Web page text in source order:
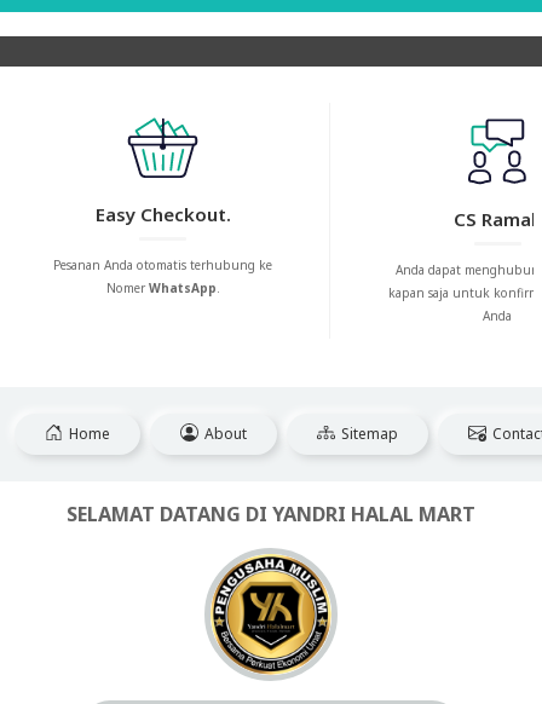
Easy Checkout.
Pesanan Anda otomatis terhubung ke
Nomer WhatsApp.
CS Ramah
Anda dapat
kapan saja untuk
Anda
Home About Sitemap
SELAMAT DATANG DI YANDRI HALAL MART